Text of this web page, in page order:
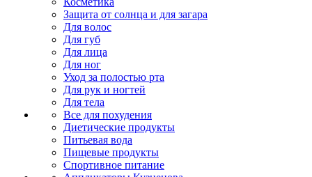
Защита от солнца и для загара
Для волос
Для губ
Для лица
Для ног
Уход за полостью рта
Для рук и ногтей
Для тела
Все для похудения
Диетические продукты
Питьевая вода
Пищевые продукты
Спортивное питание